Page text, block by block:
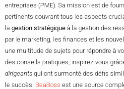
entreprises (PME). Sa mission est de
pertinents couvrant tous les aspects
la gestion stratégique à la gestion des
par le marketing, les finances et les
une multitude de sujets pour répondre à
des conseils pratiques, inspirez-vous
dirigeants qui ont surmonté des défis
le succès. BeaBoss est une source